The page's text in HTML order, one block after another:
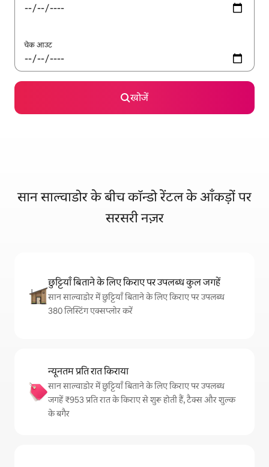
चेक आउट
खोजें
सान साल्वाडोर के बीच कॉन्डो रेंटल के आँकड़ों पर
सरसरी नज़र
छुट्टियाँ बिताने के लिए किराए पर उपलब्ध कुल जगहें
सान साल्वाडोर में छुट्टियाँ बिताने के लिए किराए पर उपलब्ध
380 लिस्टिंग एक्सप्लोर करें
न्यूनतम प्रति रात किराया
सान साल्वाडोर में छुट्टियाँ बिताने के लिए किराए पर उपलब्ध
जगहें ₹953 प्रति रात के किराए से शुरू होती हैं, टैक्स और शुल्क
के बगैर